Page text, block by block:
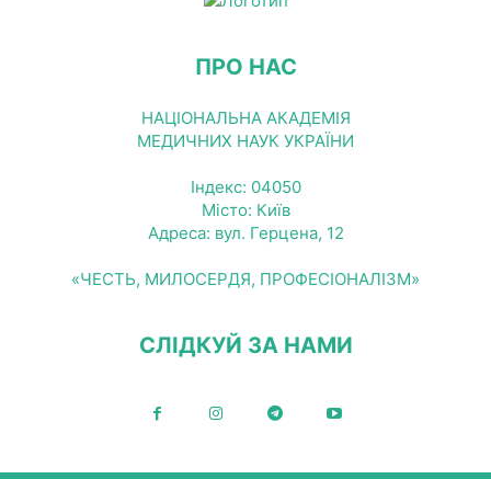
ПРО НАС
НАЦІОНАЛЬНА АКАДЕМІЯ
МЕДИЧНИХ НАУК УКРАЇНИ
Індекс: 04050
Місто: Київ
Адреса: вул. Герцена, 12
«ЧЕСТЬ, МИЛОСЕРДЯ, ПРОФЕСІОНАЛІЗМ»
СЛІДКУЙ ЗА НАМИ